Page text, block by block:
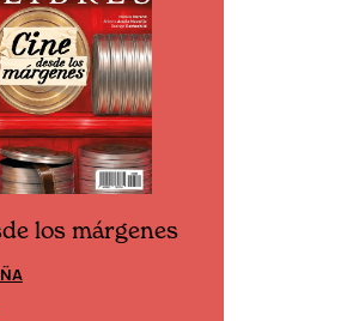
los márgenes